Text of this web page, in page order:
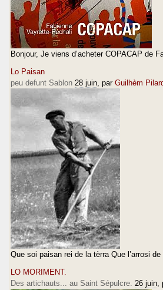
Bonjour, Je viens d’acheter COPACAP de
Lo Paisan
peu defunt Sablon 28 juin , par Guilhèm
Que soi paisan rei de la tèrra Que l’arrosi
LO MORIMENT.
Des artichauts... au Saint Sépulcre. 26 juin